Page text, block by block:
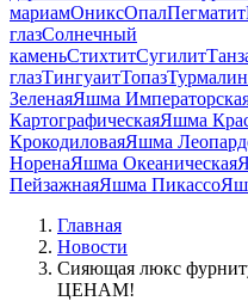
мариамОниксОпалПегматит
глазСолнечный
каменьСтихтитСугилит
глазТингуаитТопазТурмалин
ЗеленаяЯшма
КартографическаяЯшма
КрокодиловаяЯшма
НоренаЯшма Океаническая
ПейзажнаяЯшма Пикассо
Главная
Новости
Сияющая люкс
ЦЕНАМ!